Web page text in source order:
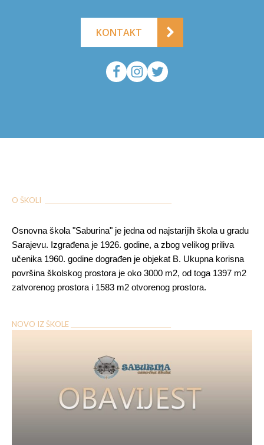
KONTAKT
O ŠKOLI ___________________________________________
Osnovna škola "Saburina" je jedna od najstarijih škola u gradu
Sarajevu. Izgrađena je 1926. godine, a zbog velikog priliva
učenika 1960. godine dograđen je objekat B. Ukupna korisna
površina školskog prostora je oko 3000 m2, od toga 1397 m2
zatvorenog prostora i 1583 m2 otvorenog prostora.
NOVO IZ ŠKOLE __________________________________